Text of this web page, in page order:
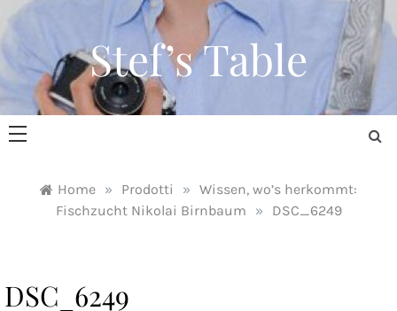
Skip
content
Stef’s Table
Home » Prodotti » Wissen, wo’s herkommt:
Fischzucht Nikolai Birnbaum
» DSC_6249
DSC_6249